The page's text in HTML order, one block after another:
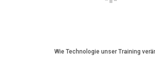
Wie Technologie unser Training